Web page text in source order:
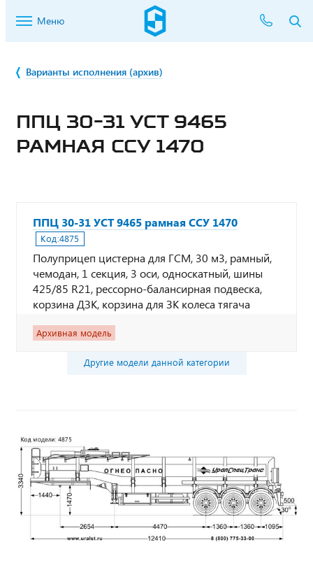
Меню
Варианты исполнения (архив)
ППЦ 30-31 УСТ 9465
РАМНАЯ ССУ 1470
ППЦ 30-31 УСТ 9465 рамная ССУ 1470
Код:4875
Полуприцеп цистерна для ГСМ, 30 м3, рамный,
чемодан, 1 секция, 3 оси, односкатный, шины
425/85 R21, рессорно-балансирная подвеска,
корзина ДЗК, корзина для ЗК колеса тягача
Архивная модель
Другие модели данной категории